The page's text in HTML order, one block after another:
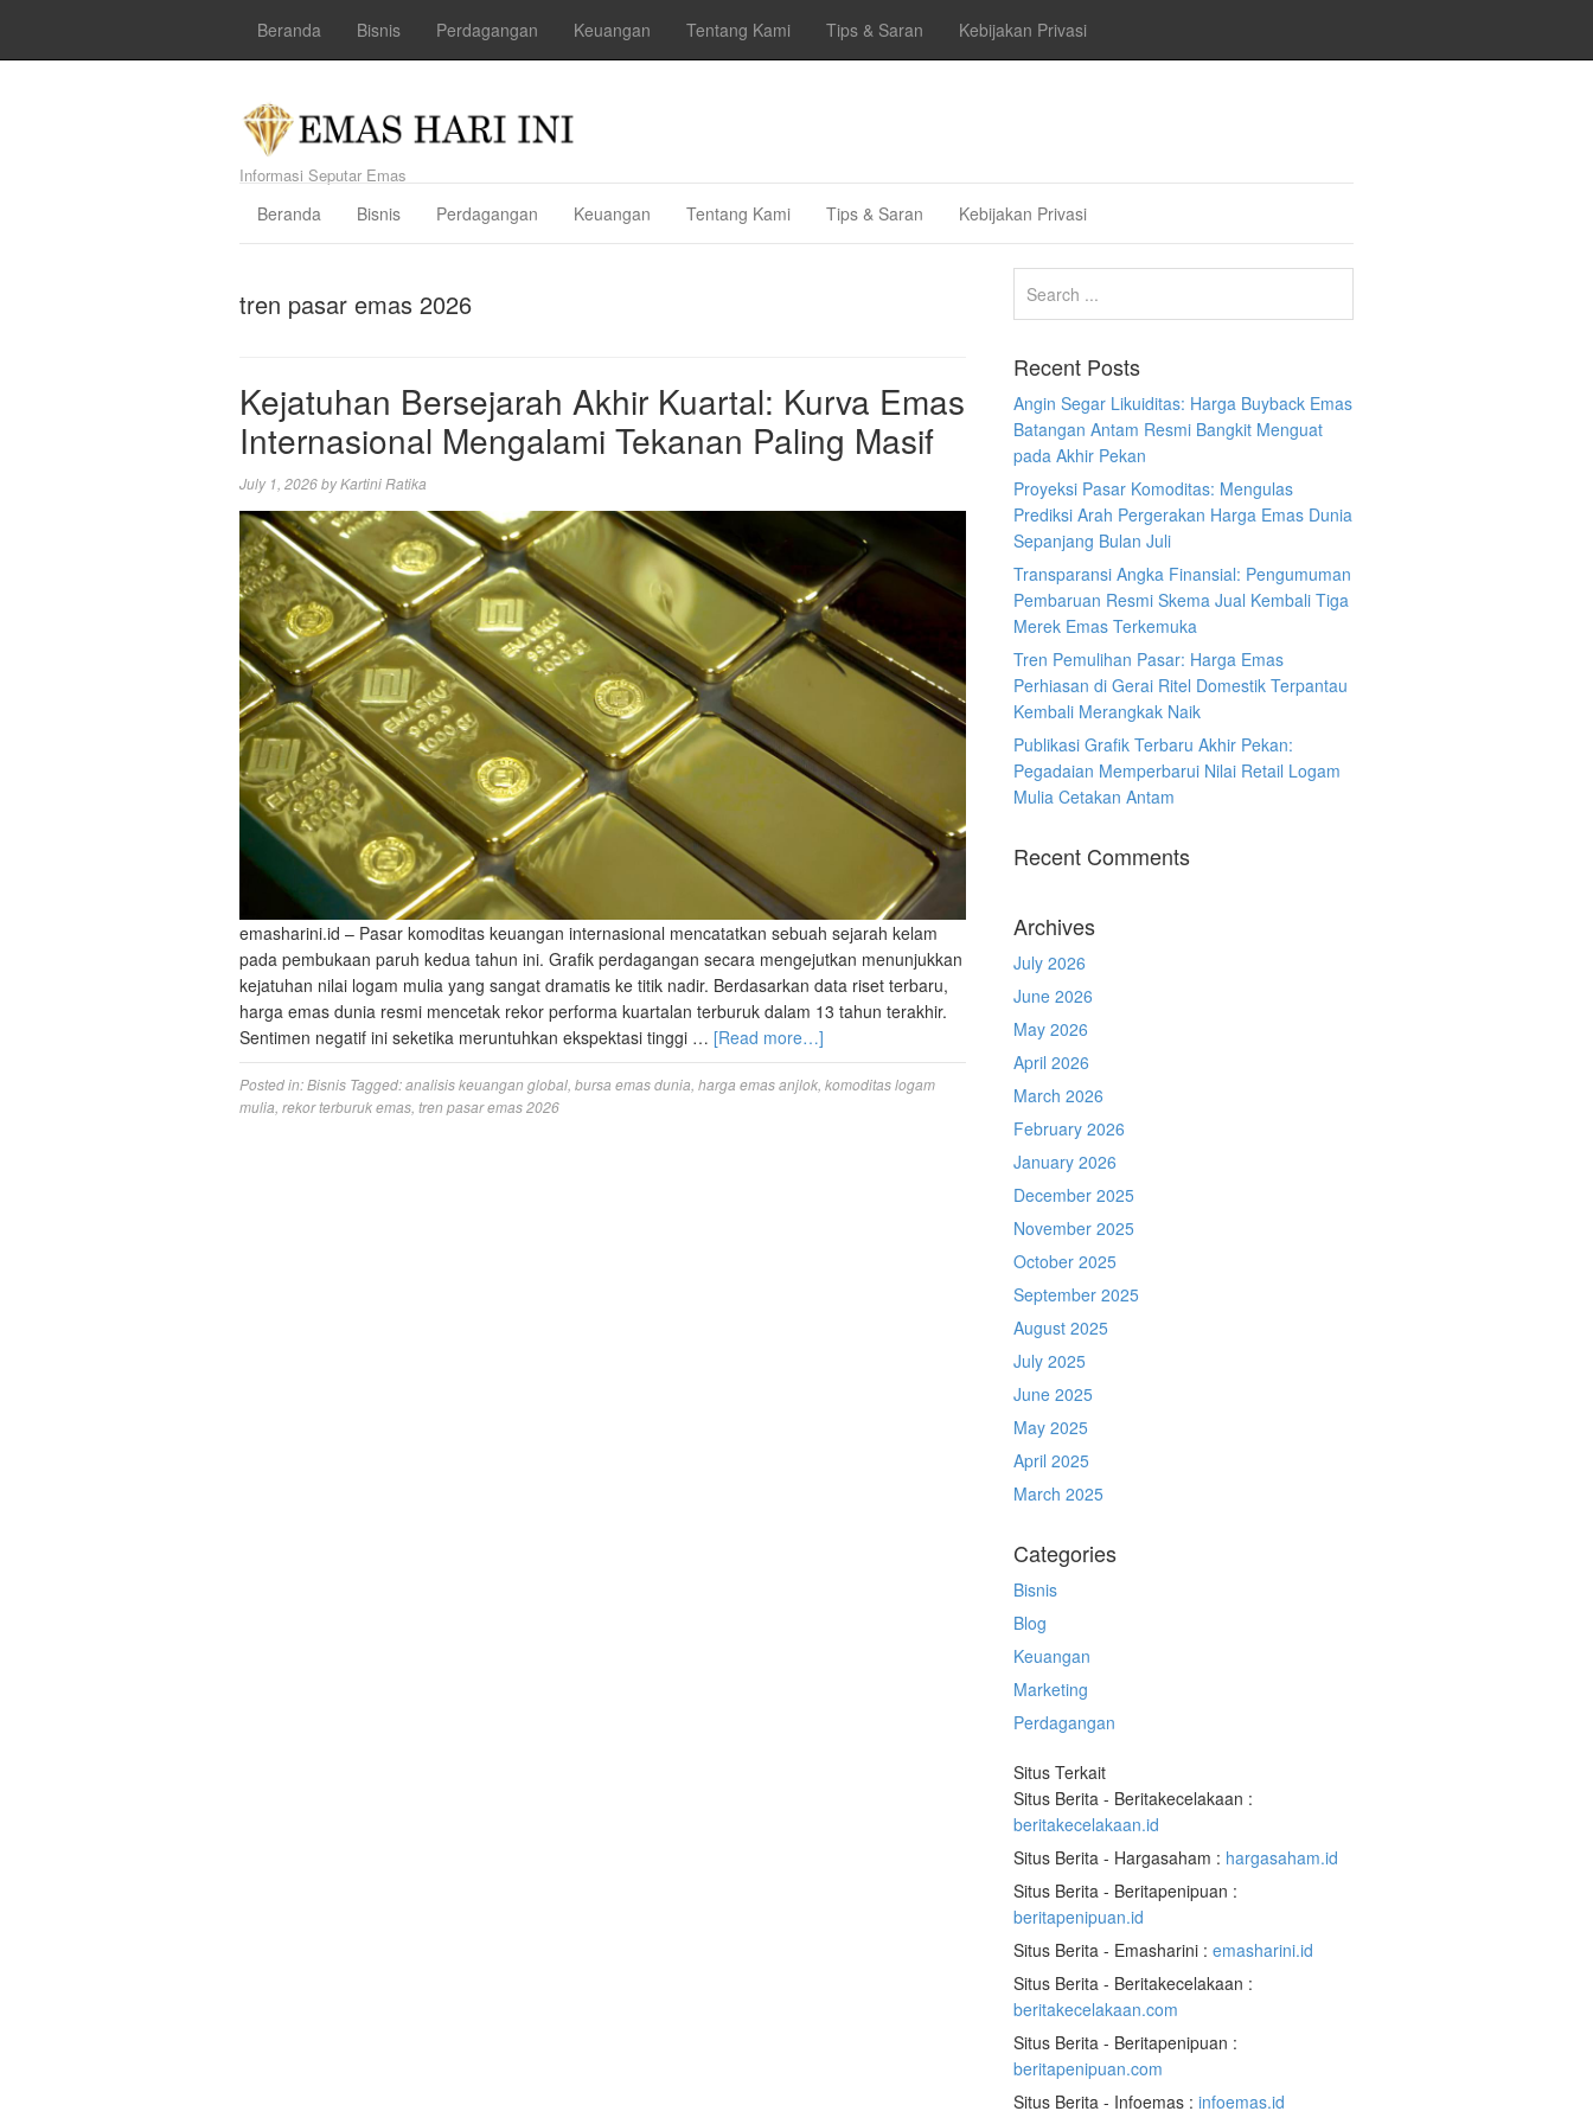
Beranda Bisnis Perdagangan Keuangan Tentang Kami Tips & Saran Kebijakan Privasi
Informasi Seputar Emas
Beranda Bisnis Perdagangan Keuangan Tentang Kami Tips & Saran Kebijakan Privasi
tren pasar emas 2026
Kejatuhan Bersejarah Akhir Kuartal: Kurva Emas
Internasional Mengalami Tekanan Paling Masif
July 1, 2026byKartini Ratika
emasharini.id – Pasar komoditas keuangan internasional mencatatkan sebuah sejarah kelam
pada pembukaan paruh kedua tahun ini. Grafik perdagangan secara mengejutkan menunjukkan
kejatuhan nilai logam mulia yang sangat dramatis ke titik nadir. Berdasarkan data riset terbaru,
harga emas dunia resmi mencetak rekor performa kuartalan terburuk dalam 13 tahun terakhir.
Sentimen negatif ini seketika meruntuhkan ekspektasi tinggi … [Read more…]
Posted in:Bisnis Tagged:analisis keuangan global bursa emas dunia harga emas anjlok komoditas logam
mulia rekor terburuk emas tren pasar emas 2026
Recent Posts
Angin Segar Likuiditas: Harga Buyback Emas
Batangan Antam Resmi Bangkit Menguat
pada Akhir Pekan
Proyeksi Pasar Komoditas: Mengulas
Prediksi Arah Pergerakan Harga Emas Dunia
Sepanjang Bulan Juli
Transparansi Angka Finansial: Pengumuman
Pembaruan Resmi Skema Jual Kembali Tiga
Merek Emas Terkemuka
Tren Pemulihan Pasar: Harga Emas
Perhiasan di Gerai Ritel Domestik Terpantau
Kembali Merangkak Naik
Publikasi Grafik Terbaru Akhir Pekan:
Pegadaian Memperbarui Nilai Retail Logam
Mulia Cetakan Antam
Recent Comments
Archives
July 2026
June 2026
May 2026
April 2026
March 2026
February 2026
January 2026
December 2025
November 2025
October 2025
September 2025
August 2025
July 2025
June 2025
May 2025
April 2025
March 2025
Categories
Bisnis
Blog
Keuangan
Marketing
Perdagangan
Situs Terkait
Situs Berita - Beritakecelakaan :
beritakecelakaan.id
Situs Berita - Hargasaham : hargasaham.id
Situs Berita - Beritapenipuan :
beritapenipuan.id
Situs Berita - Emasharini :emasharini.id
Situs Berita - Beritakecelakaan :
beritakecelakaan.com
Situs Berita - Beritapenipuan :
beritapenipuan.com
Situs Berita - Infoemas :infoemas.id